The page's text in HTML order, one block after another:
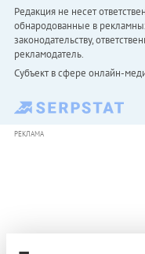
Редакция не несет
обнародованные в
законодательству,
рекламодатель.
Субъект в сфере онлайн-
РЕКЛАМА